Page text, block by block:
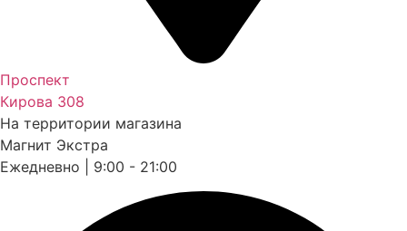
Проспект
Кирова 308
На территории магазина
Магнит Экстра
Ежедневно | 9:00 - 21:00